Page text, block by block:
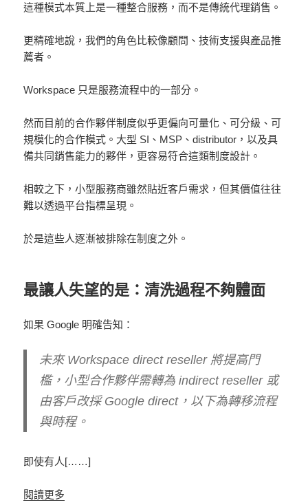
這種模式本質上是一種整合服務，而不是傳統代理銷售。
更精確地說，我們的角色比較像顧問、技術支援與產品推
薦者。
Workspace 只是服務流程中的一部分。
然而目前的合作夥伴制度似乎更偏向可量化、可分級、可
規模化的合作模式。大型 SI、MSP、distributor，以及具
備共同銷售能力的夥伴，更容易符合這類制度設計。
相較之下，小型服務商雖然貼近客戶需求，但其價值往往
難以透過平台指標呈現。
於是這些人逐漸被排除在制度之外。
最讓人失望的是：清洗過程不夠體面
如果 Google 明確告知：
未來 Workspace direct reseller 將提高門
檻，小型合作夥伴需轉為 indirect reseller 或
由客戶改採 Google direct，以下為轉移流程
與時程。
即使有人[……]
閱讀更多